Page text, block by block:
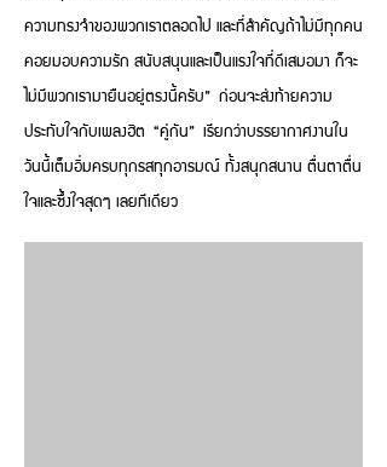
ความทรงจำของพวกเราตลอดไป และที่สำคัญถ้าไม่มีทุกคน
คอยมอบความรัก สนับสนุนและเป็นแรงใจที่ดีเสมอมา ก็จะ
ไม่มีพวกเรามายืนอยู่ตรงนี้ครับ” ก่อนจะส่งท้ายความ
ประทับใจกับเพลงฮิต “คู่กัน” เรียกว่าบรรยากาศงานใน
วันนี้เต็มอิ่มครบทุกรสทุกอารมณ์ ทั้งสนุกสนาน ตื่นตาตื่น
ใจและซึ้งใจสุดๆ เลยทีเดียว